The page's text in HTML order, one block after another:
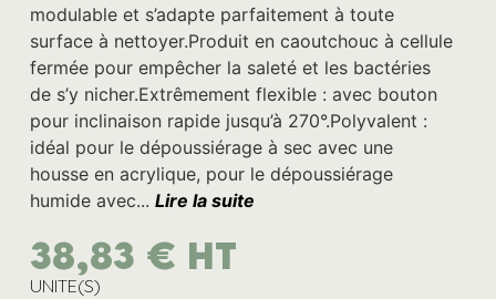
modulable et s’adapte parfaitement à toute
surface à nettoyer.Produit en caoutchouc à cellule
fermée pour empêcher la saleté et les bactéries
de s’y nicher.Extrêmement flexible : avec bouton
pour inclinaison rapide jusqu’à 270°.Polyvalent :
idéal pour le dépoussiérage à sec avec une
housse en acrylique, pour le dépoussiérage
humide avec... Lire la suite
38,83 € HT
UNITE(S)